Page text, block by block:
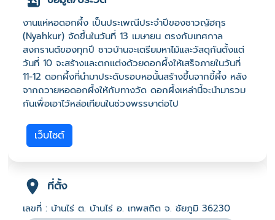
งานแห่หอดอกผึ้ง เป็นประเพณีประจำปีของชาวญัฮกุร
(Nyahkur) จัดขึ้นในวันที่ 13 เมษายน ตรงกับเทศกาล
สงกรานต์ของทุกปี ชาวบ้านจะเตรียมหาไม้และวัสดุกันตั้งแต่
วันที่ 10 จะสร้างและตกแต่งด้วยดอกผึ้งให้เสร็จภายในวันที่
11-12 ดอกผึ้งที่นำมาประดับรอบหอนั้นสร้างขึ้นจากขี้ผึ้ง หลัง
จากถวายหอดอกผึ้งให้กับทางวัด ดอกผึ้งเหล่านี้จะนำมารวม
กันเพื่อเอาไว้หล่อเทียนในช่วงพรรษาต่อไป
เว็บไซต์
ที่ตั้ง
เลขที่ : บ้านไร่ ต. บ้านไร่ อ. เทพสถิต จ. ชัยภูมิ 36230